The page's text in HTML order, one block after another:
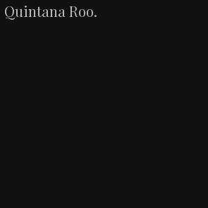
Quintana Roo.